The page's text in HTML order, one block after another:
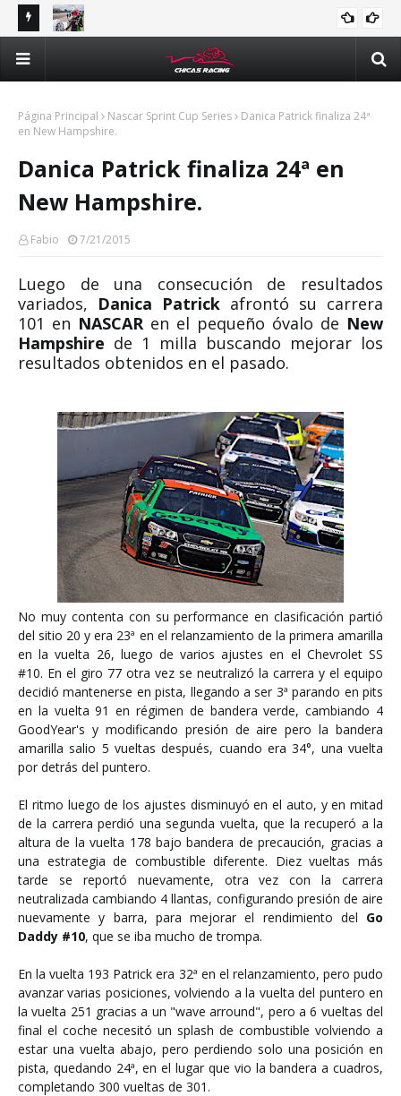
Majo Rodríguez apunta a seguir escalando posiciones en
Challenge Series durante la visita a Querétaro
Página Principal Nascar Sprint Cup Series
Danica Patrick finaliza 24ª
en New Hampshire.
Danica Patrick finaliza 24ª en
New Hampshire.
Fabio 7/21/2015
Luego de una consecución de resultados
variados, Danica Patrick afrontó su carrera
101 en NASCARen el pequeño óvalo de New
Hampshire de 1 milla buscando mejorar los
resultados obtenidos en el pasado.
No muy contenta con su performance en clasificación partió
del sitio 20 y era 23ª en el relanzamiento de la primera amarilla
en la vuelta 26, luego de varios ajustes en el Chevrolet SS
#10. En el giro 77 otra vez se neutralizó la carrera y el equipo
decidió mantenerse en pista, llegando a ser 3ª parando en pits
en la vuelta 91 en régimen de bandera verde, cambiando 4
GoodYear's y modificando presión de aire pero la bandera
amarilla salio 5 vueltas después, cuando era 34°, una vuelta
por detrás del puntero.
El ritmo luego de los ajustes disminuyó en el auto, y en mitad
de la carrera perdió una segunda vuelta, que la recuperó a la
altura de la vuelta 178 bajo bandera de precaución, gracias a
una estrategia de combustible diferente. Diez vueltas más
tarde se reportó nuevamente, otra vez con la carrera
neutralizada cambiando 4 llantas, configurando presión de aire
nuevamente y barra, para mejorar el rendimiento del Go
Daddy #10, que se iba mucho de trompa.
En la vuelta 193 Patrick era 32ª en el relanzamiento, pero pudo
avanzar varias posiciones, volviendo a la vuelta del puntero en
la vuelta 251 gracias a un "wave arround", pero a 6 vueltas del
final el coche necesitó un splash de combustible volviendo a
estar una vuelta abajo, pero perdiendo solo una posición en
pista, quedando 24ª, en el lugar que vio la bandera a cuadros,
completando 300 vueltas de 301.